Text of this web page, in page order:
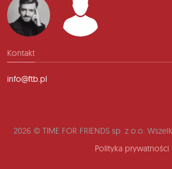
Kontakt
info@ftb.pl
2026 © TIME FOR FRIENDS sp. z o.o.
Polityka prywatności